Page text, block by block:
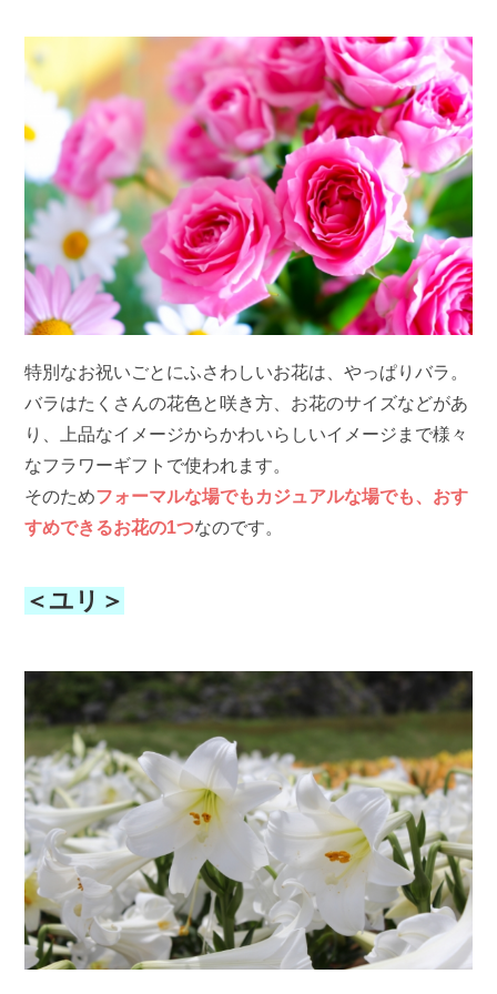
特別なお祝いごとにふさわしいお花は、やっぱりバラ。
バラはたくさんの花色と咲き方、お花のサイズなどがあ
り、上品なイメージからかわいらしいイメージまで様々
なフラワーギフトで使われます。
そのためフォーマルな場でもカジュアルな場でも、おす
すめできるお花の1つなのです。
＜ユリ＞